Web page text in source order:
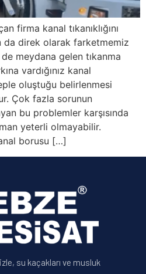
firma kanal tıkanıklığını
da direk olarak farketmemiz
meydana gelen tıkanma
vardığınız kanal
oluştuğu belirlenmesi
Çok fazla sorunun
bu problemler karşısında
yeterli olmayabilir.
borusu […]
su kaçakları ve musluk